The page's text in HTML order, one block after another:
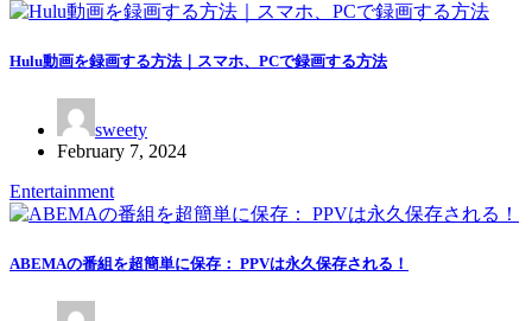
Hulu動画を録画する方法｜スマホ、PCで録画する方法
sweety
February 7, 2024
Entertainment
ABEMAの番組を超簡単に保存： PPVは永久保存される！